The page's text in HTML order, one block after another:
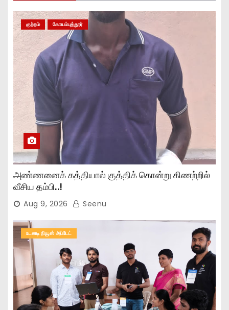
குற்றம் கோயம்புத்தூர்
அண்ணனைக் கத்தியால் குத்திக் கொன்று கிணற்றில்
வீசிய தம்பி..!
Aug 9, 2026 Seenu
உடனடி நியூஸ் அப்டேட்